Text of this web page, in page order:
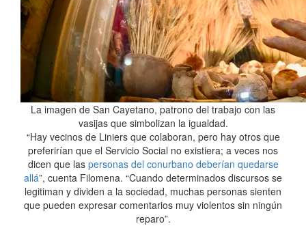
La imagen de San Cayetano, patrono del trabajo con las
vasijas que simbolizan la igualdad.
“Hay vecinos de Liniers que colaboran, pero hay otros que
preferirían que el Servicio Social no existiera; a veces nos
dicen que las personas del conurbano deberían quedarse
allá”, cuenta Filomena. “Cuando determinados discursos se
legitiman y dividen a la sociedad, muchas personas sienten
que pueden expresar comentarios muy violentos sin ningún
reparo”.